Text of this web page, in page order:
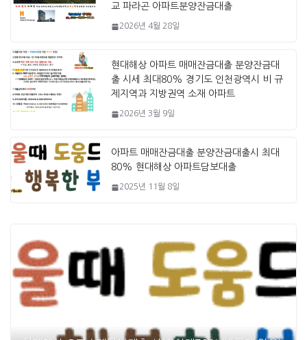
교 파라곤 아파트분양잔금대출
2026년 4월 28일
현대해상 아파트 매매잔금대출 분양잔금대
출 시세 최대80% 경기도 인천광역시 비 규
제지역과 지방권역 소재 아파트
2026년 3월 9일
아파트 매매잔금대출 분양잔금대출시 최대
80% 현대해상 아파트담보대출
2025년 11월 8일